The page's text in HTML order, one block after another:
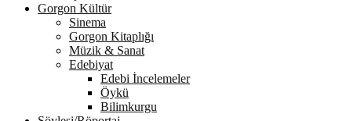
Gorgon Kültür
Sinema
Gorgon Kitaplığı
Müzik & Sanat
Edebiyat
Edebi İncelemeler
Öykü
Bilimkurgu